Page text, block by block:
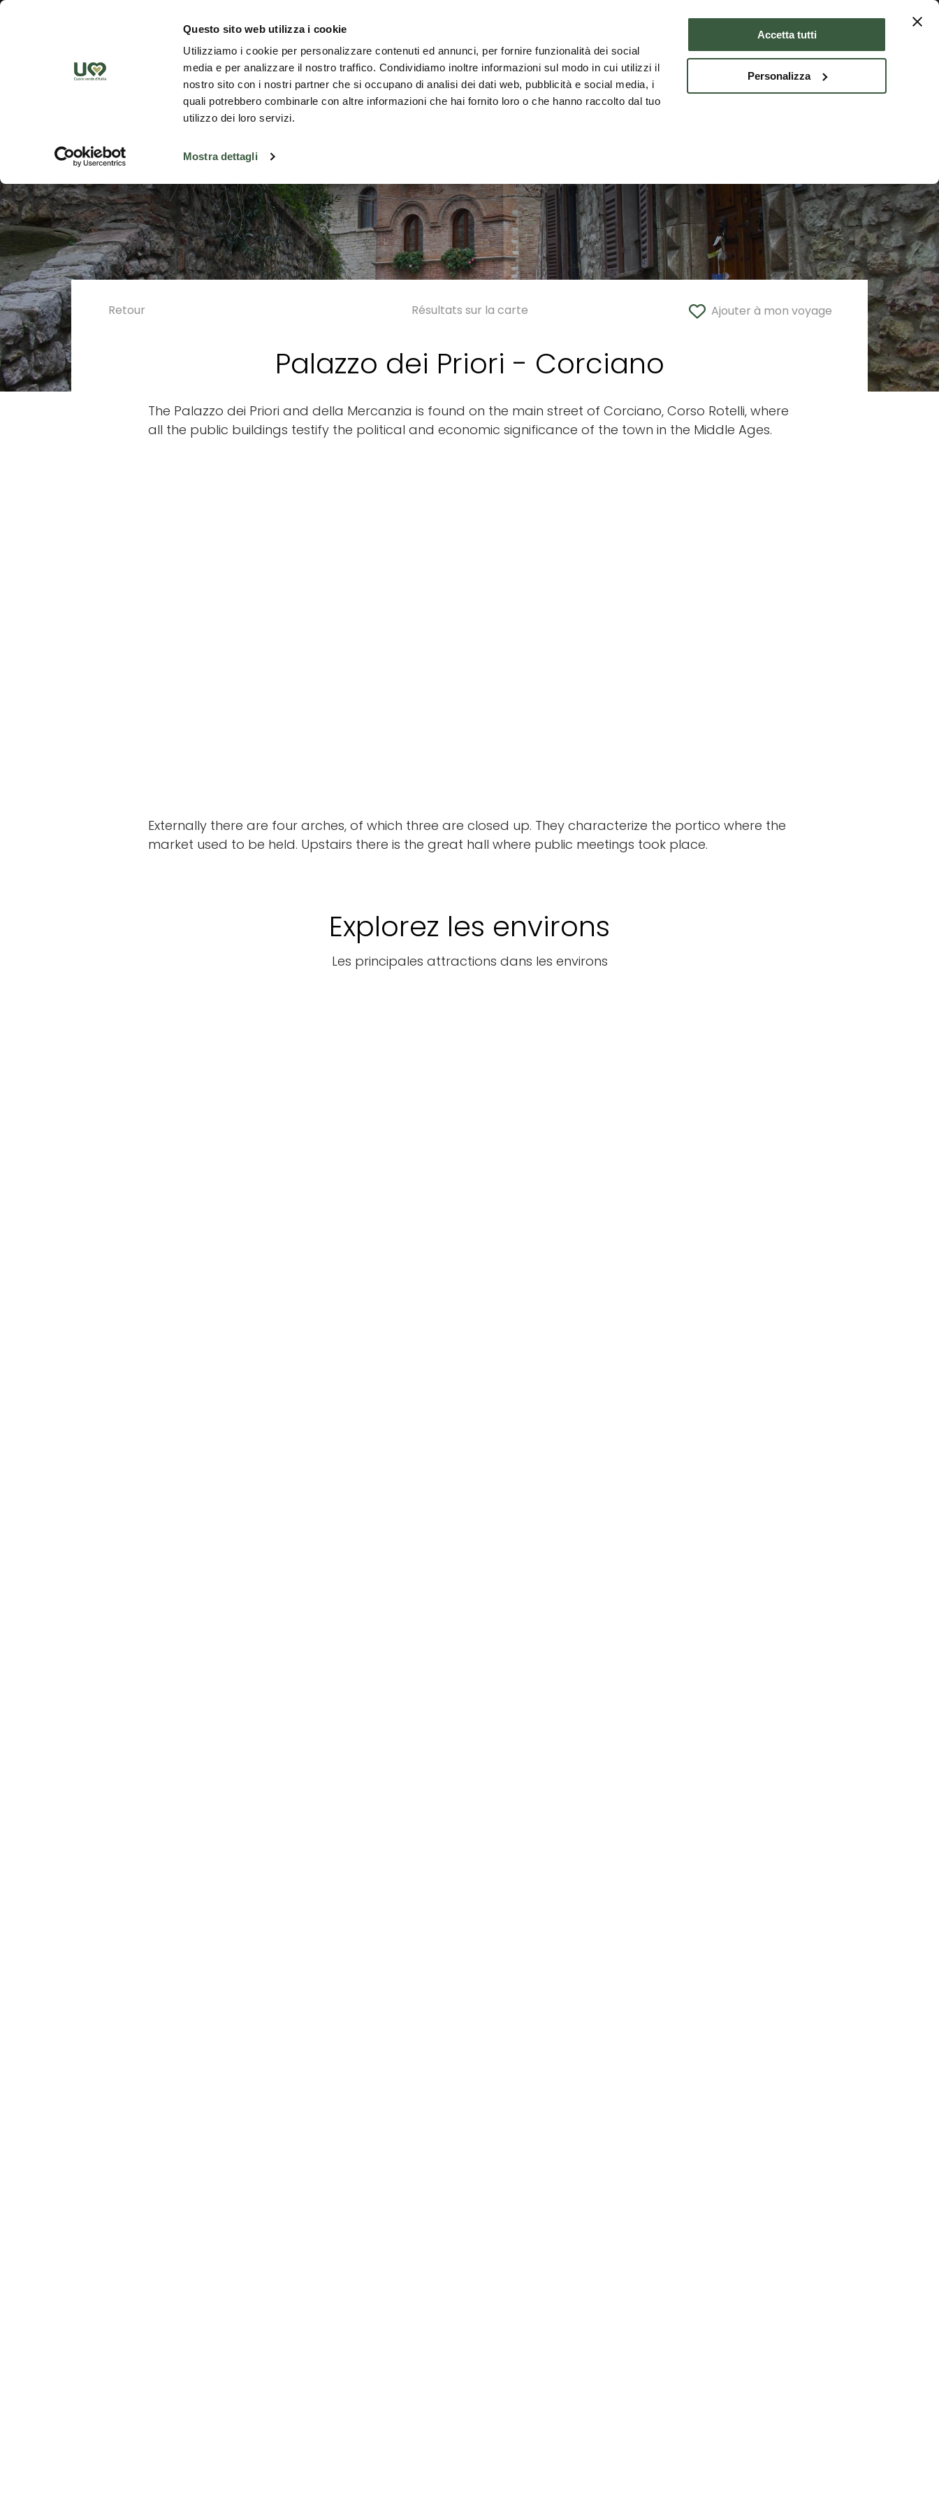
Questo sito web utilizza i cookie
Utilizziamo i cookie per personalizzare contenuti ed annunci, per fornire funzionalità dei social
media e per analizzare il nostro traffico. Condividiamo inoltre informazioni sul modo in cui utilizzi il
nostro sito con i nostri partner che si occupano di analisi dei dati web, pubblicità e social media, i
quali potrebbero combinarle con altre informazioni che hai fornito loro o che hanno raccolto dal tuo
utilizzo dei loro servizi.
Mostra dettagli
Accetta tutti
Personalizza
Découvrez la région
Retour Résultats sur la carte Ajouter à mon voyage
Palazzo dei Priori - Corciano
The Palazzo dei Priori and della Mercanzia is found on the main street of Corciano, Corso Rotelli, where
all the public buildings testify the political and economic significance of the town in the Middle Ages.
Externally there are four arches, of which three are closed up. They characterize the portico where the
market used to be held. Upstairs there is the great hall where public meetings took place.
Explorez les environs
Les principales attractions dans les environs